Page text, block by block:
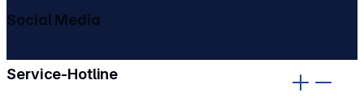
Service-Hotline
Social Media